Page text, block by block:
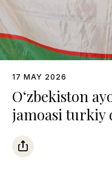
17 MAY 2026
O‘zbekiston
jamoasi turkiy
chempionatda
egalladi